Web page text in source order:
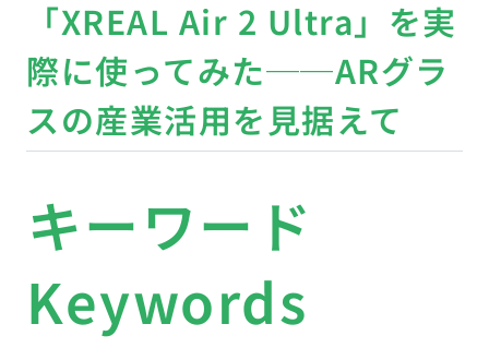
「XREAL Air 2 Ultra」を実
際に使ってみた──ARグラ
スの産業活用を見据えて
キーワード
Keywords